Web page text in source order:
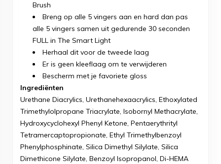
Brush
Breng op alle 5 vingers aan en hard dan pas
alle 5 vingers samen uit gedurende 30 seconden
FULL in The Smart Light
Herhaal dit voor de tweede laag
Er is geen kleeflaag om te verwijderen
Bescherm met je favoriete gloss
Ingrediënten
Urethane Diacrylics, Urethanehexaacrylics, Ethoxylated
Trimethylolpropane Triacrylate, Isobornyl Methacrylate,
Hydroxycyclohexyl Phenyl Ketone, Pentaerythrityl
Tetramercaptopropionate, Ethyl Trimethylbenzoyl
Phenylphosphinate, Silica Dimethyl Silylate, Silica
Dimethicone Silylate, Benzoyl Isopropanol, Di-HEMA